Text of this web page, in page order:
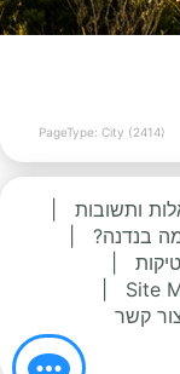
PageType: City (2414)
ותשובות
בנדנה?
Site
קשר